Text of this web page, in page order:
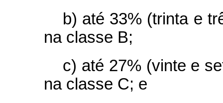
b) até 33% (trinta e
na classe B;
c) até 27% (vinte e
na classe C; e